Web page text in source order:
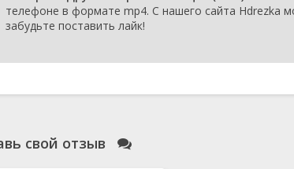
телефоне в формате mp4. С нашего сайта Hdrezka
забудьте поставить лайк!
свой отзыв